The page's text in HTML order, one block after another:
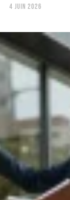
4 juin 2026